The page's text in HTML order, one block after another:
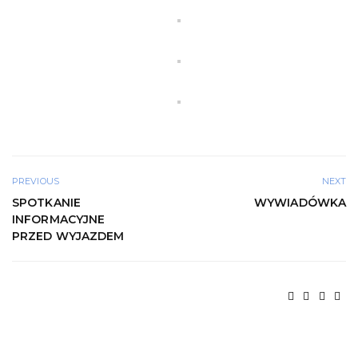
PREVIOUS
SPOTKANIE
INFORMACYJNE
PRZED WYJAZDEM
NEXT
WYWIADÓWKA